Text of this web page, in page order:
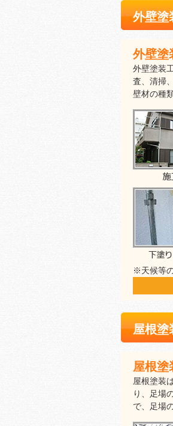
外壁塗
外壁塗
外壁塗装
査、清掃
壁材の種
※天候等
屋根塗
屋根塗
屋根塗装
り、足場
で、足場